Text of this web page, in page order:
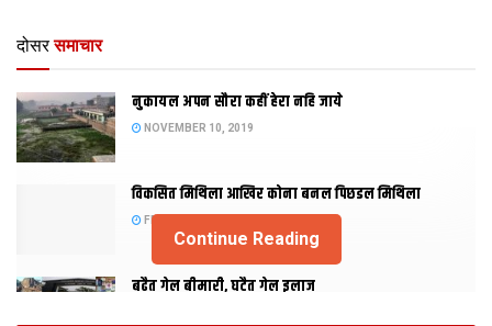
दोसर समाचार
नुकायल अपन सौरा कहीं हेरा नहि जाये
NOVEMBER 10, 2019
विकसित मिथिला आखिर कोना बनल पिछडल मिथिला
FEBRUARY 23, 2019
बढैत गेल बीमारी, घटैत गेल इलाज
Continue Reading